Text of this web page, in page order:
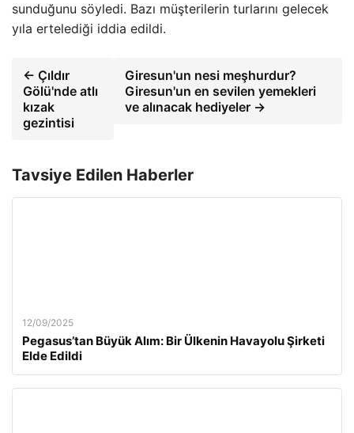
sunduğunu söyledi. Bazı müşterilerin turlarını gelecek
yıla ertelediği iddia edildi.
← Çıldır
Gölü'nde atlı
kızak
gezintisi
Giresun'un nesi meşhurdur?
Giresun'un en sevilen yemekleri
ve alınacak hediyeler →
Tavsiye Edilen Haberler
12/09/2025
Pegasus’tan Büyük Alım: Bir Ülkenin Havayolu Şirketi
Elde Edildi